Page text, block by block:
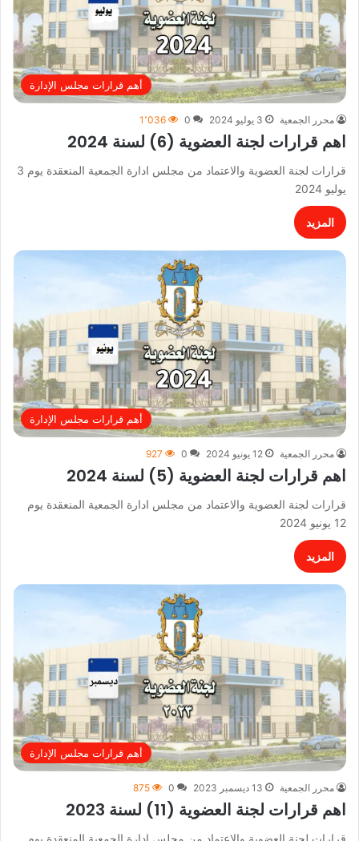
أهم قرارات مجلس الإدارة
محرر الجمعية 3 يوليو 2024 0 1٬036
اهم قرارات لجنة العضوية (6) لسنة 2024
قرارات لجنة العضوية والاعتماد من مجلس ادارة الجمعية المنعقدة يوم 3
يوليو 2024
المزيد
أهم قرارات مجلس الإدارة
محرر الجمعية 12 يونيو 2024 0
927
اهم قرارات لجنة العضوية (5) لسنة 2024
قرارات لجنة العضوية والاعتماد من مجلس ادارة الجمعية المنعقدة يوم
12 يونيو 2024
المزيد
أهم قرارات مجلس الإدارة
محرر الجمعية 13 ديسمبر 2023 0
875
اهم قرارات لجنة العضوية (11) لسنة 2023